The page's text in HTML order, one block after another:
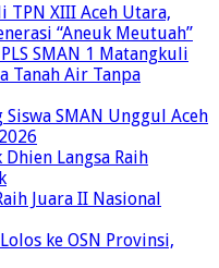
XIII Aceh Utara,
“Aneuk Meutuah”
SMAN 1 Matangkuli
Tanah Air Tanpa
SMAN Unggul Aceh
Langsa Raih
Juara II Nasional
ke OSN Provinsi,